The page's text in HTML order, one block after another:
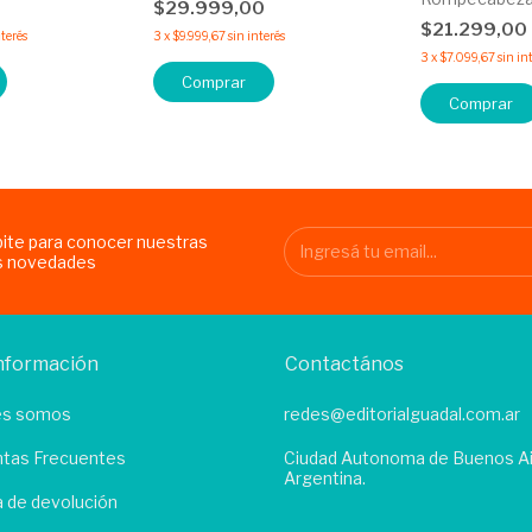
$29.999,00
3 x$9.999,67sin interés
Comprar
$21.299,00
3 x$7.099,67sin
Comprar
para conocer nuestras
novedades
somos
Frecuentes
de devolución
Contactános
redes@editorialguadal.com.ar
Ciudad Autonoma de Buenos
Argentina.